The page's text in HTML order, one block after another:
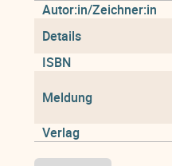
Autor:in/Zeichner:in
Details
ISBN
Meldung
Verlag